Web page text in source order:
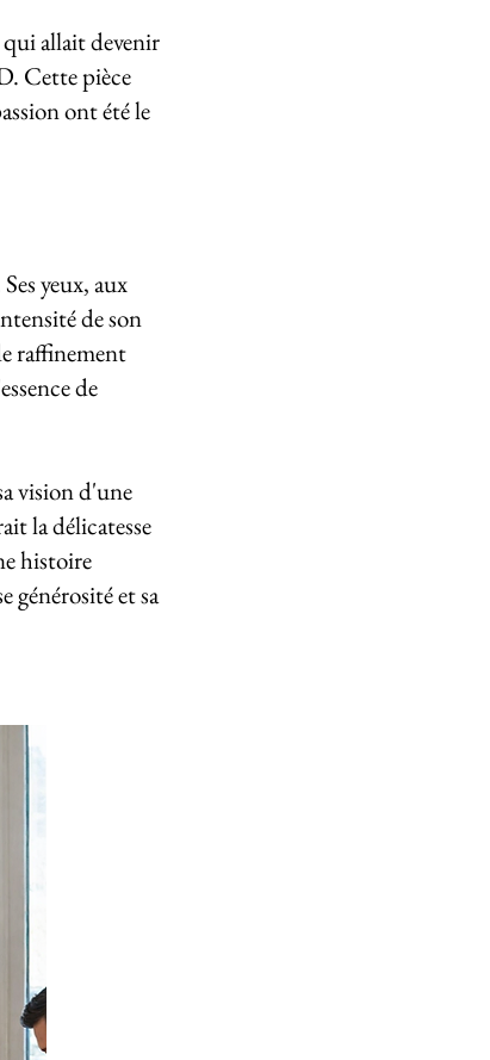
allait devenir
Cette pièce
ont été le
yeux, aux
de son
raffinement
de
vision d'une
la délicatesse
histoire
générosité et sa